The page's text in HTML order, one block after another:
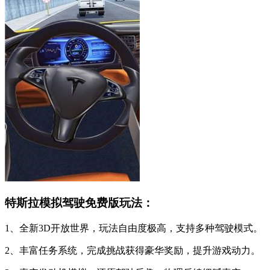
特斯拉模拟驾驶免费版玩法：
1、全新3D开放世界，玩法自由度极高，支持多种驾驶模式。
2、丰富任务系统，完成挑战获得豪华奖励，提升游戏动力。